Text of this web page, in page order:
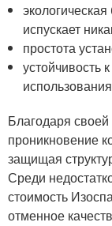
испускает
простота
устойчивость
Благодаря
проникновение
защищая
Среди
стоимость
отменное